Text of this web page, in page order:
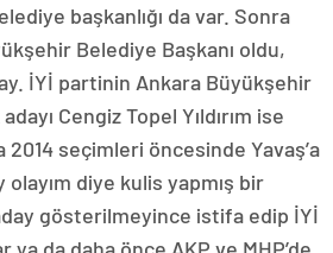
başkanlığı da var. Sonra
Belediye Başkanı oldu,
İYİ partinin Ankara Büyükşehir
Cengiz Topel Yıldırım ise
2014 seçimleri öncesinde Yavaş’a
olayım diye kulis yapmış bir
gösterilmeyince istifa edip İYİ
ya da daha önce AKP ve MHP’de